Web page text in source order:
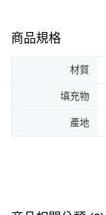
商品規格
材質
填充物
產地